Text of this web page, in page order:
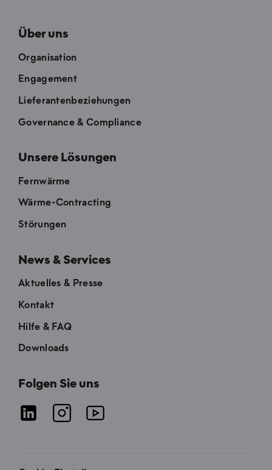
Über uns
Organisation
Engagement
Lieferantenbeziehungen
Governance & Compliance
Unsere Lösungen
Fernwärme
Wärme-Contracting
Störungen
News & Services
Aktuelles & Presse
Kontakt
Hilfe & FAQ
Downloads
Folgen Sie uns